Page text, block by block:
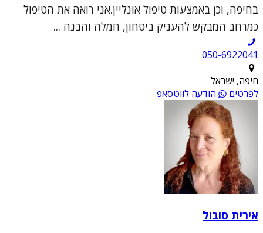
בחיפה, וכן באמצעות טיפול אונליין.אני רואה את הטיפול
כמרחב המבקש להעניק ביטחון, חמלה והבנה ...
050-6922041
חיפה, ישראל
לפרטים
הודעה לווטסאפ
אירית סובול